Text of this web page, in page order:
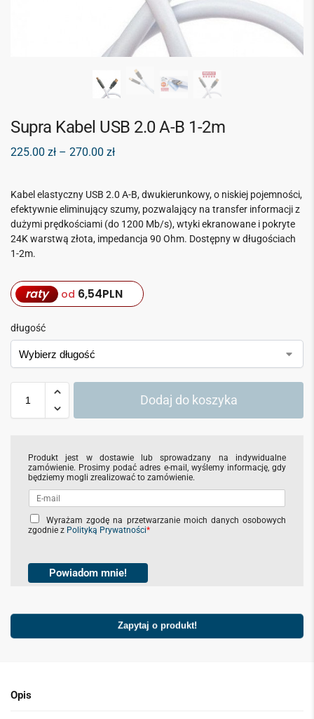
Supra Kabel USB 2.0 A-B 1-2m
225.00 zł – 270.00 zł
Kabel elastyczny USB 2.0 A-B, dwukierunkowy, o niskiej pojemności,
efektywnie eliminujący szumy, pozwalający na transfer informacji z
dużymi prędkościami (do 1200 Mb/s), wtyki ekranowane i pokryte
24K warstwą złota, impedancja 90 Ohm. Dostępny w długościach
1-2m.
raty od 6,54PLN
długość
Dodaj do koszyka
Produkt jest w dostawie lub sprowadzany na indywidualne
zamówienie. Prosimy podać adres e-mail, wyślemy informację, gdy
będziemy mogli zrealizować to zamówienie.
C
h
b
x
s
Wyrażam zgodę na przetwarzanie moich danych osobowych
zgodnie z Polityką Prywatności*
Powiadom mnie!
Zapytaj o produkt!
Opis